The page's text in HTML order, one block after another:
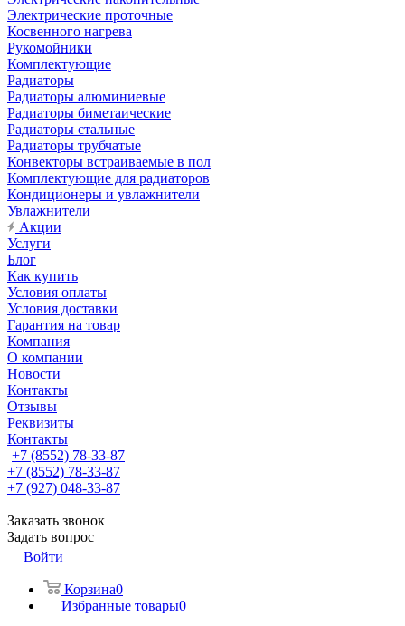
Электрические проточные
Косвенного нагрева
Рукомойники
Комплектующие
Радиаторы
Радиаторы алюминиевые
Радиаторы биметаические
Радиаторы стальные
Радиаторы трубчатые
Конвекторы встраиваемые в пол
Комплектующие для радиаторов
Кондиционеры и увлажнители
Увлажнители
Акции
Услуги
Блог
Как купить
Условия оплаты
Условия доставки
Гарантия на товар
Компания
О компании
Новости
Контакты
Отзывы
Реквизиты
Контакты
+7 (8552) 78-33-87
+7 (8552) 78-33-87
+7 (927) 048-33-87
Заказать звонок
Задать вопрос
Войти
Корзина0
Избранные товары0